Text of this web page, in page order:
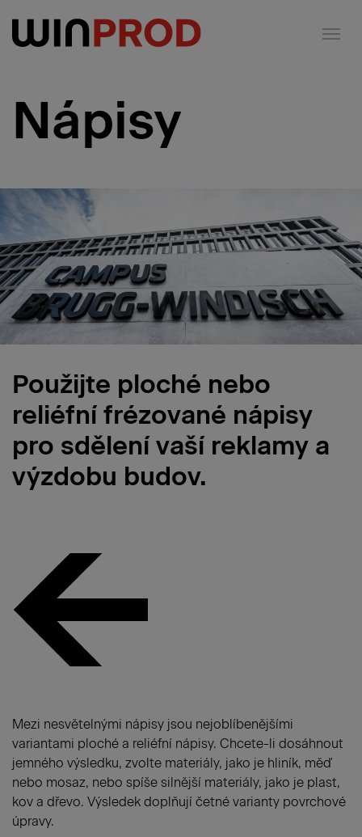
Nápisy
Použijte ploché nebo
reliéfní frézované nápisy
pro sdělení vaší reklamy a
výzdobu budov.
Mezi nesvětelnými nápisy jsou nejoblíbenějšími
variantami ploché a reliéfní nápisy. Chcete-li dosáhnout
jemného výsledku, zvolte materiály, jako je hliník, měď
nebo mosaz, nebo spíše silnější materiály, jako je plast,
kov a dřevo. Výsledek doplňují četné varianty povrchové
úpravy.